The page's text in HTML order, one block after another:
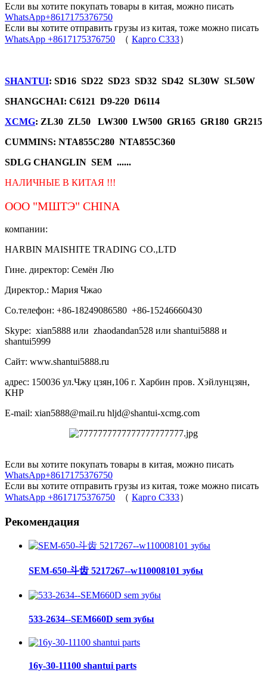
Если вы хотите покупать товары в китая, можно писать
WhatsApp+8617175376750
Если вы хотите отправить грузы из китая, тоже можно писать
WhatsApp +8617175376750 （ Карго C333）
SHANTUI: SD16 SD22 SD23 SD32 SD42 SL30W SL50W
SHANGCHAI: C6121 D9-220 D6114
XCMG: ZL30 ZL50 LW300 LW500 GR165 GR180 GR215
CUMMINS: NTA855C280 NTA855C360
SDLG CHANGLIN SEM ......
НАЛИЧНЫЕ В КИТАЯ !!!
ООО "МШТЭ" CHINA
компании:
HARBIN MAISHITE TRADING CO.,LTD
Гине. директор: Семён Лю
Директор.: Мария Чжао
Со.телефон: +86-18249086580 +86-15246660430
Skype: xian5888 или zhaodandan528 или shantui5888 и
shantui5999
Сайт: www.shantui5888.ru
адрес: 150036 ул.Чжу цзян,106 г. Харбин пров. Хэйлунцзян,
КНР
E-mail: xian5888@mail.ru hljd@shantui-xcmg.com
Если вы хотите покупать товары в китая, можно писать
WhatsApp+8617175376750
Если вы хотите отправить грузы из китая, тоже можно писать
WhatsApp +8617175376750 （ Карго C333）
Рекомендация
SEM-650-斗齿 5217267--w110008101 зубы
533-2634--SEM660D sem зубы
16y-30-11100 shantui parts